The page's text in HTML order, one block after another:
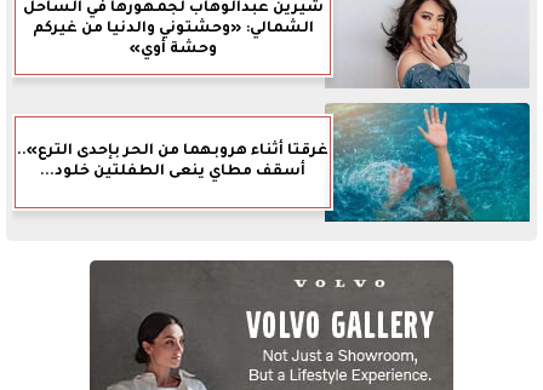
شيرين عبدالوهاب لجمهورها في الساحل
الشمالي: «وحشتوني والدنيا من غيركم
وحشة أوي»
غرقتا أثناء هروبهما من الحر بإحدى الترع»..
أسقف مطاي ينعى الطفلتين خلود...